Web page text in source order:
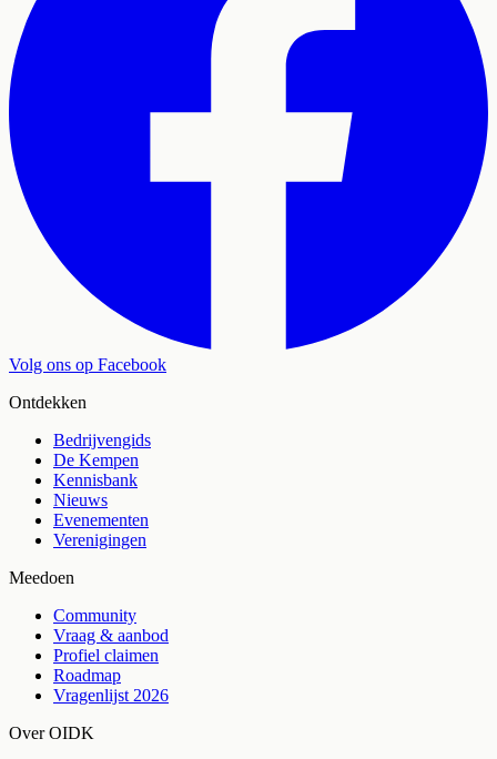
Volg ons op Facebook
Ontdekken
Bedrijvengids
De Kempen
Kennisbank
Nieuws
Evenementen
Verenigingen
Meedoen
Community
Vraag & aanbod
Profiel claimen
Roadmap
Vragenlijst 2026
Over OIDK